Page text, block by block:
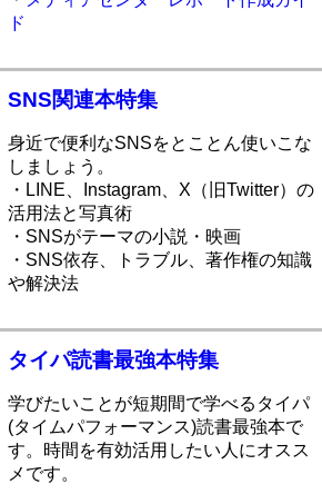
ド
SNS関連本特集
身近で便利なSNSをとことん使いこな
しましょう。
・LINE、Instagram、X（旧Twitter）の
活用法と写真術
・SNSがテーマの小説・映画
・SNS依存、トラブル、著作権の知識
や解決法
タイパ読書最強本特集
学びたいことが短期間で学べるタイパ
(タイムパフォーマンス)読書最強本で
す。時間を有効活用したい人にオスス
メです。